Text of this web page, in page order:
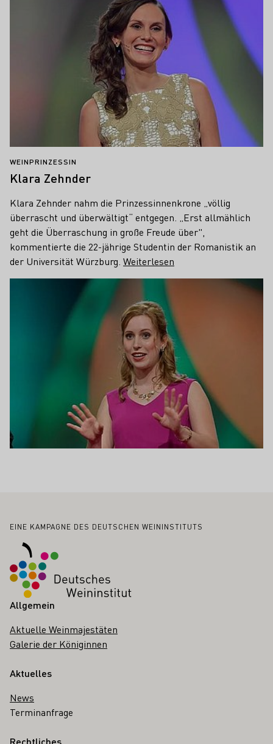
WEINPRINZESSIN
Klara Zehnder
Klara Zehnder nahm die Prinzessinnenkrone „völlig
überrascht und überwältigt“ entgegen. „Erst allmählich
geht die Überraschung in große Freude über",
kommentierte die 22-jährige Studentin der Romanistik an
der Universität Würzburg. Weiterlesen
Fußbereich
EINE KAMPAGNE DES DEUTSCHEN WEININSTITUTS
Allgemein
Aktuelle Weinmajestäten
Galerie der Königinnen
Aktuelles
News
Terminanfrage
Rechtliches